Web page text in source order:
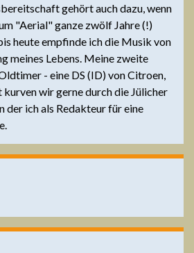
gehört auch dazu, wenn
"Aerial" ganze zwölf Jahre (!)
heute empfinde ich die Musik von
meines Lebens. Meine zweite
- eine DS (ID) von Citroen,
wir gerne durch die Jülicher
der ich als Redakteur für eine